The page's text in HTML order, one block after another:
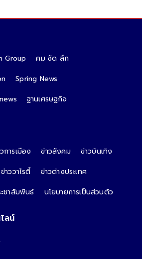
Group
คม ชัด ลึก
Spring News
ฐานเศรษฐกิจ
การเมือง ข่าวสังคม
ข่าวบันเทิง
ข่าววาไรตี้
ข่าวต่างประเทศ
ชาสัมพันธ์ นโยบายการเป็นส่วนตัว
ลน์